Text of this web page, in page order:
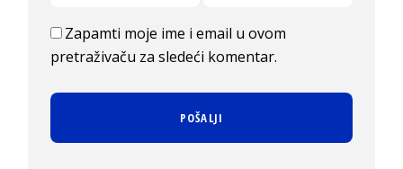
Zapamti moje ime i email u ovom
pretraživaču za sledeći komentar.